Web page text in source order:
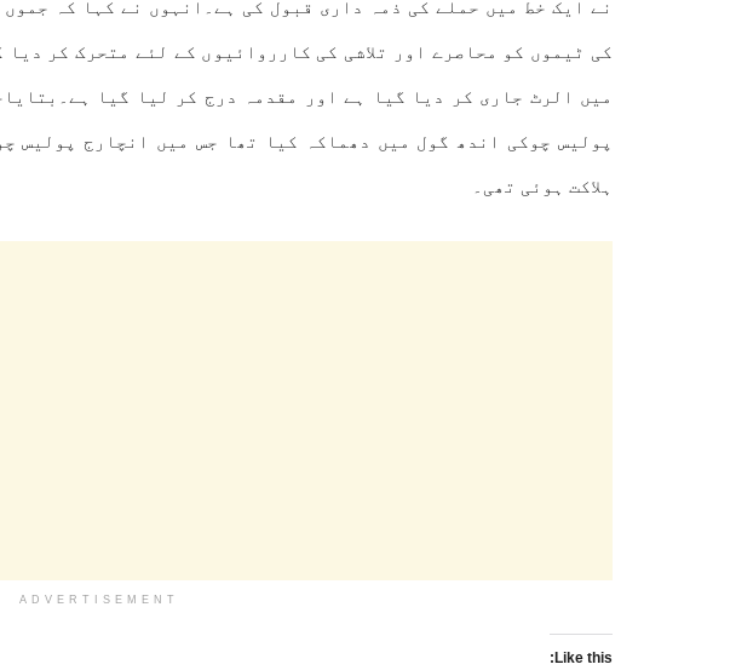
نے ایک خط میں حملے کی ذمہ داری قبول کی ہے۔انہوں نے کہا کہ
کی ٹیموں کو محاصرے اور تلاشی کی کارروائیوں کے لئے متحرک کر
ہلاکت ہوئی تھی۔
ADVERTISEMENT
Like this: